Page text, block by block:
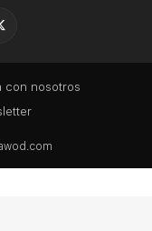
con nosotros